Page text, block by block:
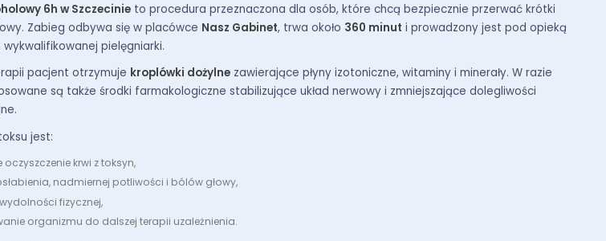
6h w Szczecinie to procedura przeznaczona dla osób, które chcą bezpiecznie przerwać krótki
Zabieg odbywa się w placówce Nasz Gabinet, trwa około 360 minut i prowadzony jest pod opieką
pielęgniarki.
pacjent otrzymuje kroplówki dożylne zawierające płyny izotoniczne, witaminy i minerały. W razie
są także środki farmakologiczne stabilizujące układ nerwowy i zmniejszające dolegliwości
jest:
krwi z toksyn,
nadmiernej potliwości i bólów głowy,
fizycznej,
organizmu do dalszej terapii uzależnienia.